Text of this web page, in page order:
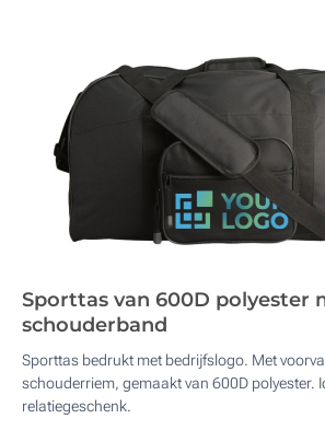
Sporttas van 600D polyester
schouderband
Sporttas bedrukt met bedrijfslogo. Met
schouderriem, gemaakt van 600D polyester.
relatiegeschenk.